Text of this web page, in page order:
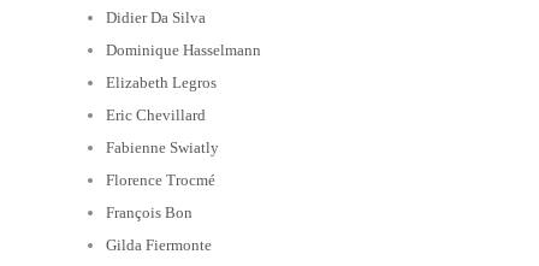
Didier Da Silva
Dominique Hasselmann
Elizabeth Legros
Eric Chevillard
Fabienne Swiatly
Florence Trocmé
François Bon
Gilda Fiermonte